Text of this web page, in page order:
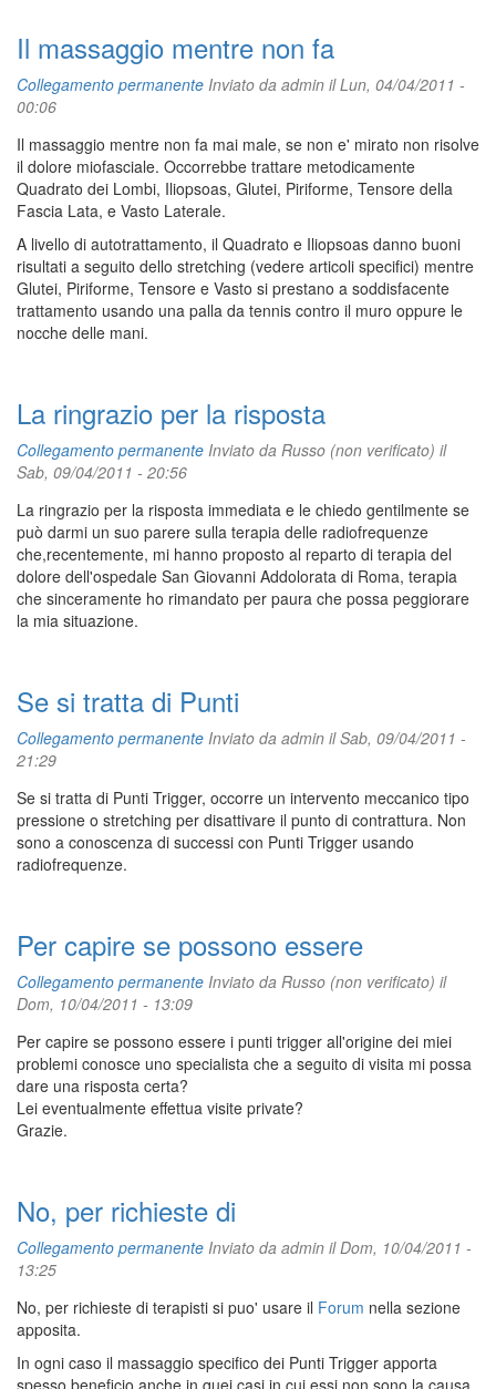
Il massaggio mentre non fa
Collegamento permanente Inviato da admin il Lun, 04/04/2011 -
00:06
Il massaggio mentre non fa mai male, se non e' mirato non risolve
il dolore miofasciale. Occorrebbe trattare metodicamente
Quadrato dei Lombi, Iliopsoas, Glutei, Piriforme, Tensore della
Fascia Lata, e Vasto Laterale.
A livello di autotrattamento, il Quadrato e Iliopsoas danno buoni
risultati a seguito dello stretching (vedere articoli specifici) mentre
Glutei, Piriforme, Tensore e Vasto si prestano a soddisfacente
trattamento usando una palla da tennis contro il muro oppure le
nocche delle mani.
La ringrazio per la risposta
Collegamento permanente Inviato da Russo (non verificato) il
Sab, 09/04/2011 - 20:56
La ringrazio per la risposta immediata e le chiedo gentilmente se
può darmi un suo parere sulla terapia delle radiofrequenze
che,recentemente, mi hanno proposto al reparto di terapia del
dolore dell'ospedale San Giovanni Addolorata di Roma, terapia
che sinceramente ho rimandato per paura che possa peggiorare
la mia situazione.
Se si tratta di Punti
Collegamento permanente Inviato da admin il Sab, 09/04/2011 -
21:29
Se si tratta di Punti Trigger, occorre un intervento meccanico tipo
pressione o stretching per disattivare il punto di contrattura. Non
sono a conoscenza di successi con Punti Trigger usando
radiofrequenze.
Per capire se possono essere
Collegamento permanente Inviato da Russo (non verificato) il
Dom, 10/04/2011 - 13:09
Per capire se possono essere i punti trigger all'origine dei miei
problemi conosce uno specialista che a seguito di visita mi possa
dare una risposta certa?
Lei eventualmente effettua visite private?
Grazie.
No, per richieste di
Collegamento permanente Inviato da admin il Dom, 10/04/2011 -
13:25
No, per richieste di terapisti si puo' usare il Forum nella sezione
apposita.
In ogni caso il massaggio specifico dei Punti Trigger apporta